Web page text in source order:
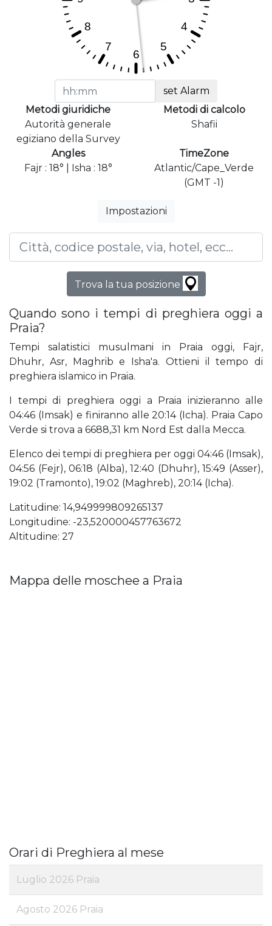
set Alarm
Metodi giuridiche
Autorità generale
egiziano della Survey
Metodi di calcolo
Shafii
Angles
Fajr : 18° | Isha : 18°
TimeZone
Atlantic/Cape_Verde
(GMT -1)
Impostazioni
Trova la tua posizione
Quando sono i tempi di preghiera oggi a
Praia?
Tempi salatistici musulmani in Praia oggi, Fajr,
Dhuhr, Asr, Maghrib e Isha'a. Ottieni il tempo di
preghiera islamico in Praia.
I tempi di preghiera oggi a Praia inizieranno alle
04:46 (Imsak) e finiranno alle 20:14 (Icha). Praia Capo
Verde si trova a 6688,31 km Nord Est dalla Mecca.
Elenco dei tempi di preghiera per oggi 04:46 (Imsak),
04:56 (Fejr), 06:18 (Alba), 12:40 (Dhuhr), 15:49 (Asser),
19:02 (Tramonto), 19:02 (Maghreb), 20:14 (Icha).
Latitudine: 14,949999809265137
Longitudine: -23,520000457763672
Altitudine: 27
Mappa delle moschee a Praia
Orari di Preghiera al mese
Luglio 2026 Praia
Agosto 2026 Praia